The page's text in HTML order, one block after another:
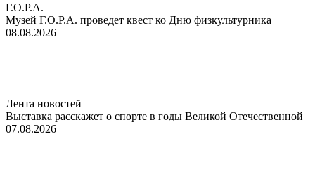
Г.О.Р.А.
Музей Г.О.Р.А. проведет квест ко Дню физкультурника
08.08.2026
Лента новостей
Выставка расскажет о спорте в годы Великой Отечественной
07.08.2026